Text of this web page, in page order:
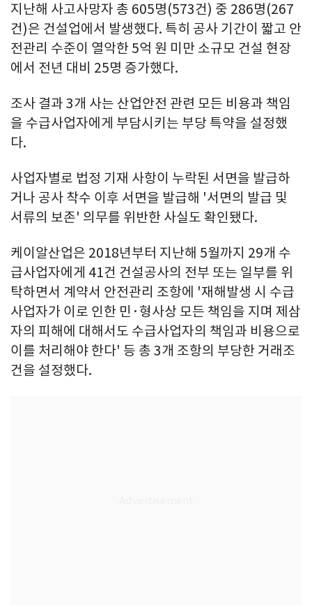
지난해 사고사망자 총 605명(573건) 중 286명(267
건)은 건설업에서 발생했다. 특히 공사 기간이 짧고 안
전관리 수준이 열악한 5억 원 미만 소규모 건설 현장
에서 전년 대비 25명 증가했다.
조사 결과 3개 사는 산업안전 관련 모든 비용과 책임
을 수급사업자에게 부담시키는 부당 특약을 설정했
다.
사업자별로 법정 기재 사항이 누락된 서면을 발급하
거나 공사 착수 이후 서면을 발급해 '서면의 발급 및
서류의 보존' 의무를 위반한 사실도 확인됐다.
케이알산업은 2018년부터 지난해 5월까지 29개 수
급사업자에게 41건 건설공사의 전부 또는 일부를 위
탁하면서 계약서 안전관리 조항에 '재해발생 시 수급
사업자가 이로 인한 민·형사상 모든 책임을 지며 제삼
자의 피해에 대해서도 수급사업자의 책임과 비용으로
이를 처리해야 한다' 등 총 3개 조항의 부당한 거래조
건을 설정했다.